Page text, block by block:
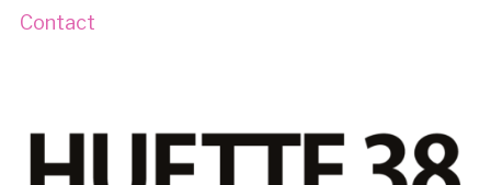
Contact